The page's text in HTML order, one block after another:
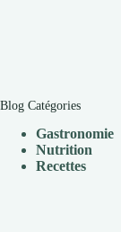
Blog Catégories
Gastronomie
Nutrition
Recettes